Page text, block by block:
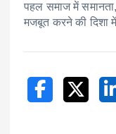
पहल समाज में
मजबूत करने की दिशा